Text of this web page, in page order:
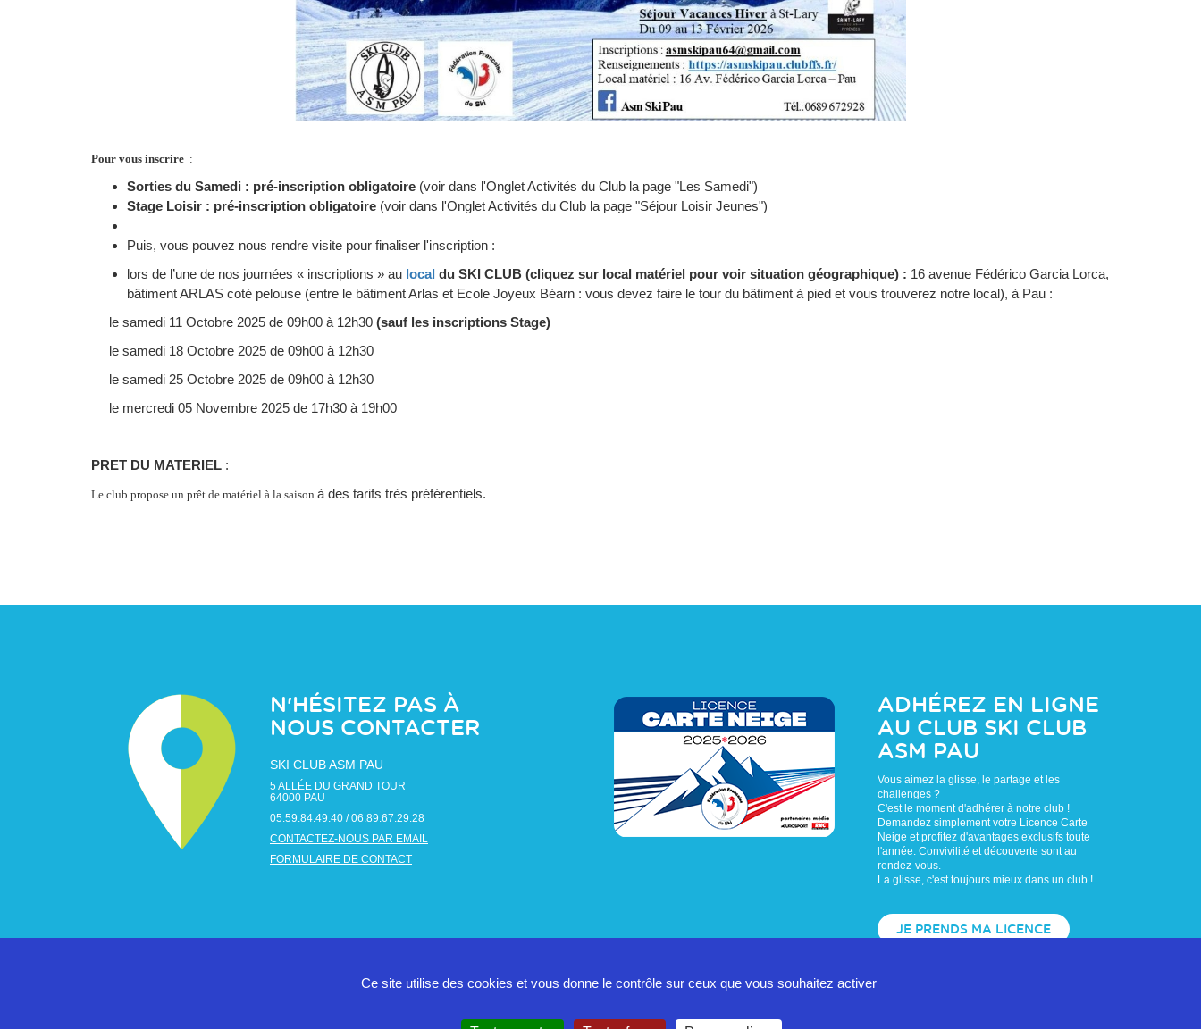
Pour vous inscrire :
Sorties du Samedi : pré-inscription obligatoire (voir dans l'Onglet Activités du Club la page "Les Samedi")
Stage Loisir : pré-inscription obligatoire (voir dans l'Onglet Activités du Club la page "Séjour Loisir Jeunes")
Puis, vous pouvez nous rendre visite pour finaliser l'inscription :
lors de l’une de nos journées « inscriptions » au local du SKI CLUB (cliquez sur local matériel pour voir situation géographique) : 16 avenue Fédérico Garcia Lorca,
bâtiment ARLAS coté pelouse (entre le bâtiment Arlas et Ecole Joyeux Béarn : vous devez faire le tour du bâtiment à pied et vous trouverez notre local), à Pau :
le samedi 11 Octobre 2025 de 09h00 à 12h30 (sauf les inscriptions Stage)
le samedi 18 Octobre 2025 de 09h00 à 12h30
le samedi 25 Octobre 2025 de 09h00 à 12h30
le mercredi 05 Novembre 2025 de 17h30 à 19h00
PRET DU MATERIEL :
Le club propose un prêt de matériel à la saison à des tarifs très préférentiels.
N'HÉSITEZ PAS À
NOUS CONTACTER
SKI CLUB ASM PAU
5 ALLÉE DU GRAND TOUR
64000 PAU
05.59.84.49.40 / 06.89.67.29.28
CONTACTEZ-NOUS PAR EMAIL
FORMULAIRE DE CONTACT
ADHÉREZ EN LIGNE
AU CLUB SKI CLUB
ASM PAU
Vous aimez la glisse, le partage et les
challenges ?
C'est le moment d'adhérer à notre club !
Demandez simplement votre Licence Carte
Neige et profitez d'avantages exclusifs toute
l'année. Convivilité et découverte sont au
rendez-vous.
La glisse, c'est toujours mieux dans un club !
JE PRENDS MA LICENCE
Ce site utilise des cookies et vous donne le contrôle sur ceux que vous souhaitez activer